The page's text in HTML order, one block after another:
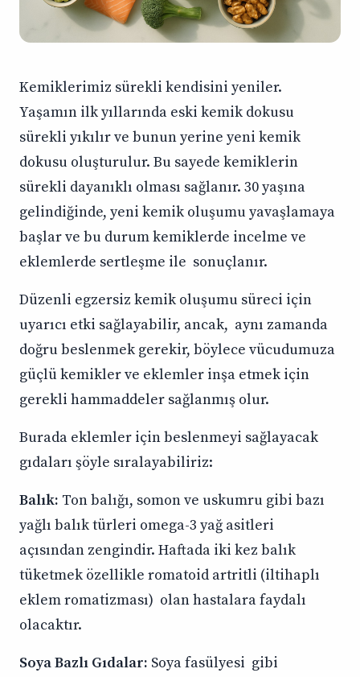
Kemiklerimiz sürekli kendisini yeniler.
Yaşamın ilk yıllarında eski kemik dokusu
sürekli yıkılır ve bunun yerine yeni kemik
dokusu oluşturulur. Bu sayede kemiklerin
sürekli dayanıklı olması sağlanır. 30 yaşına
gelindiğinde, yeni kemik oluşumu yavaşlamaya
başlar ve bu durum kemiklerde incelme ve
eklemlerde sertleşme ile sonuçlanır.
Düzenli egzersiz kemik oluşumu süreci için
uyarıcı etki sağlayabilir, ancak, aynı zamanda
doğru beslenmek gerekir, böylece vücudumuza
güçlü kemikler ve eklemler inşa etmek için
gerekli hammaddeler sağlanmış olur.
Burada eklemler için beslenmeyi sağlayacak
gıdaları şöyle sıralayabiliriz:
Balık: Ton balığı, somon ve uskumru gibi bazı
yağlı balık türleri omega-3 yağ asitleri
açısından zengindir. Haftada iki kez balık
tüketmek özellikle romatoid artritli (iltihaplı
eklem romatizması) olan hastalara faydalı
olacaktır.
Soya Bazlı Gıdalar: Soya fasülyesi gibi